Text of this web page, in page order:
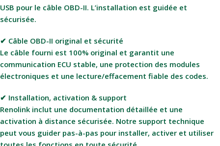
USB pour le câble OBD-II. L’installation est guidée et
sécurisée.
✔ Câble OBD-II original et sécurité
Le câble fourni est 100% original et garantit une
communication ECU stable, une protection des modules
électroniques et une lecture/effacement fiable des codes.
✔ Installation, activation & support
Renolink inclut une documentation détaillée et une
activation à distance sécurisée. Notre support technique
peut vous guider pas-à-pas pour installer, activer et utiliser